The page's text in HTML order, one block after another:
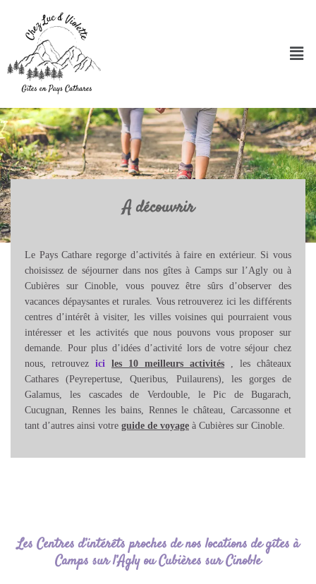
A découvrir
Le Pays Cathare regorge d’activités à faire en extérieur. Si vous
choisissez de séjourner dans nos gîtes à Camps sur l’Agly ou à
Cubières sur Cinoble, vous pouvez être sûrs d’observer des
vacances dépaysantes et rurales. Vous retrouverez ici les différents
centres d’intérêt à visiter, les villes voisines qui pourraient vous
intéresser et les activités que nous pouvons vous proposer sur
demande. Pour plus d’idées d’activité lors de votre séjour chez
nous, retrouvez ici les 10 meilleurs activités les châteaux
Cathares (Peyrepertuse, Queribus, Puilaurens), les gorges de
Galamus, les cascades de Verdouble, le Pic de Bugarach,
Cucugnan, Rennes les bains, Rennes le château, Carcassonne et
tant d’autres ainsi votre guide de voyage à Cubières sur Cinoble.
Les Centres d’intérêts proches de nos locations de gîtes à
Camps sur l’Agly ou Cubières sur Cinoble